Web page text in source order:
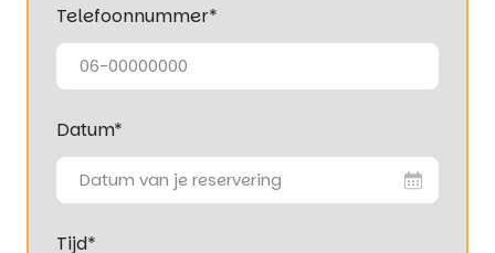
Telefoonnummer*
Datum*
Datum van je reservering
Tijd*